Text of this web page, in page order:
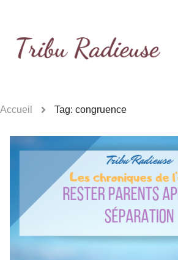
Accueil Tag: congruence